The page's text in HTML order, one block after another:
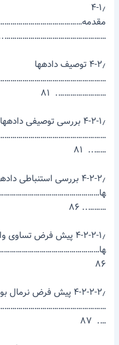
۴-۱٫
……………………………………………..
۴-۲٫ توصیف داده­ها
……………………. ۸۱
۴-۲-۱٫ بررسی توصیفی داده­ها
…….. ۸۱
……….. ۸۶
۸۶
۴-۲-۲-۲٫ پیش فرض نرمال
…. ۸۷